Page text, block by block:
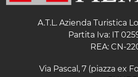
A.T.L. Azienda Turistica
Partita Iva: IT
REA: CN-
Via Pascal, 7 (piazza ex